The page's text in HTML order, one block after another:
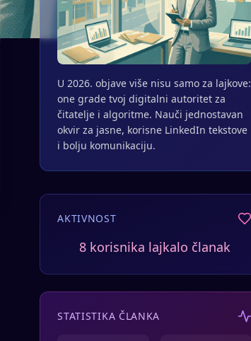
U 2026. objave više nisu samo za lajkove:
one grade tvoj digitalni autoritet za
čitatelje i algoritme. Nauči jednostavan
okvir za jasne, korisne LinkedIn tekstove
i bolju komunikaciju.
AKTIVNOST
STATISTIKA ČLANKA